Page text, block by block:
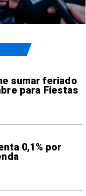
sumar feriado
para Fiestas
0,1% por